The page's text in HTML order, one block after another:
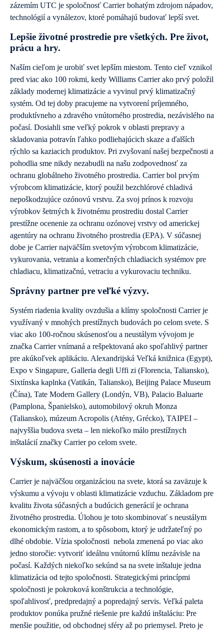
zázemím UTC je spoločnosť Carrier bohatým zdrojom nápadov,
technológií a vynálezov, ktoré pomáhajú budovať lepší svet.
Lepšie životné prostredie pre všetkých. Pre život,
prácu a hry.
Naším cieľom je urobiť svet lepším miestom. Tento cieľ vznikol
pred viac ako 100 rokmi, kedy Williams Carrier ako prvý položil
základy modernej klimatizácie a vyvinul prvý klimatizačný
systém. Od tej doby pracujeme na vytvorení príjemného,
produktívneho a zdravého vnútorného prostredia, nezávislého na
počasí. Dosiahli sme veľký pokrok v oblasti prepravy a
skladovania potravín ľahko podliehajúcich skaze a ďalších
rýchlo sa kaziacich produktov. Pri zvyšovaní našej bezpečnosti a
pohodlia sme nikdy nezabudli na našu zodpovednosť za
ochranu globálneho životného prostredia. Carrier bol prvým
výrobcom klimatizácie, ktorý použil bezchlórové chladivá
nepoškodzujúce ozónovú vrstvu. Za svoj ​​prínos k rozvoju
výrobkov šetrných k životnému prostrediu dostal Carrier
prestížne ocenenie za ochranu ozónovej vrstvy od americkej
agentúry na ochranu životného prostredia (EPA). V súčasnej
dobe je Carrier najväčším svetovým výrobcom klimatizácie,
vykurovania, vetrania a komerčných chladiacich systémov pre
chladiacu, klimatizačnú, vetraciu a vykurovaciu techniku​​.
Správny partner pre veľké výzvy.
Systém riadenia kvality ovzdušia a klímy spoločnosti Carrier je
využívaný v mnohých prestížnych budovách po celom svete. S
viac ako 100-ročnou skúsenosťou a neustálym vývojom je
značka Carrier vnímaná a rešpektovaná ako spoľahlivý partner
pre akúkoľvek aplikáciu. Alexandrijská Veľká knižnica (Egypt),
Expo v Singapure, Galleria degli Uffi zi (Florencia, Taliansko),
Sixtínska kaplnka (Vatikán, Taliansko), Beijing Palace Museum
(Čína), Tate Modern Gallery (Londýn, VB), Palacio Baluarte
(Pamplona, Španielsko), automobilový okruh Monza
(Taliansko), múzeum Acropolis (Atény, Grécko), TAIPEI –
najvyššia budova sveta – len niekoľko málo prestížnych
inštalácií značky Carrier po celom svete.
Výskum, skúsenosti a inovácie
Carrier je najväčšou organizáciou na svete, ktorá sa zaväzuje k
výskumu a vývoju v oblasti klimatizácie vzduchu. Základom pre
kvalitu života súčasných a budúcich generácií je ochrana
životného prostredia. Úlohou je toto skombinovať s neustálym
ekonomickým rastom, a to spôsobom, ktorý je udržateľný po
dlhé obdobie. Vízia spoločnosti nebola zmenená po viac ako
jedno storočie: vytvoriť ideálnu vnútornú klímu nezávisle na
počasí. Každých niekoľko sekúnd sa na svete inštaluje jedna
klimatizácia od tejto spoločnosti. Strategickými princípmi
spoločnosti je pokroková konštrukcia a technológie,
spoľahlivosť, predpredajný a popredajný servis. Veľká paleta
produktov ponúka pružné riešenie pre každú inštaláciu: Pre
menšie použitie, od obchodnej sféry až po priemysel. Preto je